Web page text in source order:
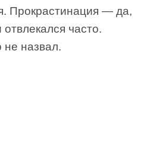
Прокрастинация — да,
часто.
не назвал.